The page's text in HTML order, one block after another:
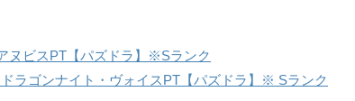
ヌビスPT【パズドラ】※Sランク
ラゴンナイト・ヴォイスPT【パズドラ】※ Sランク